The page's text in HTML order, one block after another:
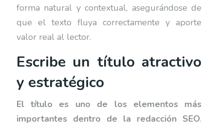
forma natural y contextual, asegurándose de
que el texto fluya correctamente y aporte
valor real al lector.
Escribe un título atractivo
y estratégico
El título es uno de los elementos más
importantes dentro de la redacción SEO.